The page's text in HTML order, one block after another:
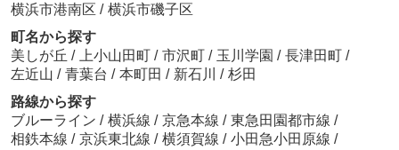
横浜市港南区 / 横浜市磯子区
町名から探す
美しが丘 / 上小山田町 / 市沢町 / 玉川学園 / 長津田町 /
左近山 / 青葉台 / 本町田 / 新石川 / 杉田
路線から探す
ブルーライン / 横浜線 / 京急本線 / 東急田園都市線 /
相鉄本線 / 京浜東北線 / 横須賀線 / 小田急小田原線 /